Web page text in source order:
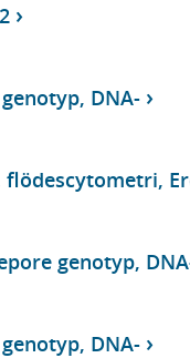
DNA-
flödescytometri,
genotyp,
DNA-